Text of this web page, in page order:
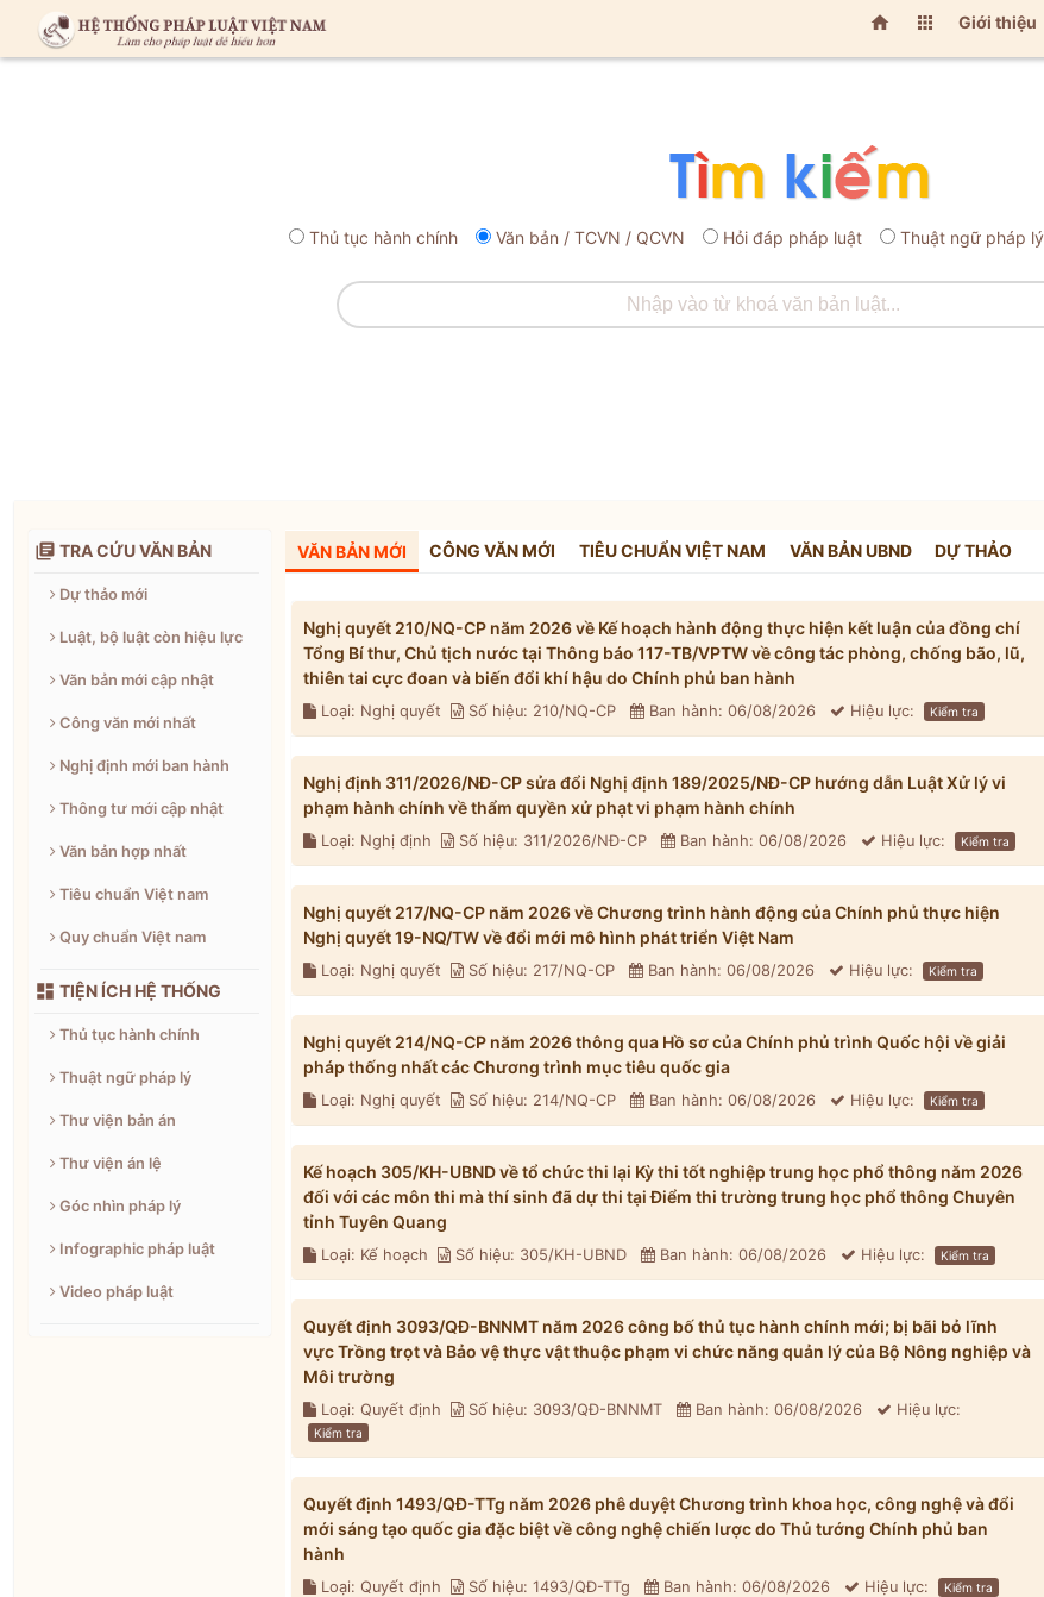
  Giới thiệu
Thủ tục hành chính Văn bản / TCVN / QCVN Hỏi đáp pháp luật Thuật ngữ pháp lý
 TRA CỨU VĂN BẢN
Dự thảo mới
Luật, bộ luật còn hiệu lực
Văn bản mới cập nhật
Công văn mới nhất
Nghị định mới ban hành
Thông tư mới cập nhật
Văn bản hợp nhất
Tiêu chuẩn Việt nam
Quy chuẩn Việt nam
 TIỆN ÍCH HỆ THỐNG
Thủ tục hành chính
Thuật ngữ pháp lý
Thư viện bản án
Thư viện án lệ
Góc nhìn pháp lý
Infographic pháp luật
Video pháp luật
VĂN BẢN MỚI CÔNG VĂN MỚI TIÊU CHUẨN VIỆT NAM VĂN BẢN UBND DỰ THẢO
Nghị quyết 210/NQ-CP năm 2026 về Kế hoạch hành động thực hiện kết luận của đồng chí
Tổng Bí thư, Chủ tịch nước tại Thông báo 117-TB/VPTW về công tác phòng, chống bão, lũ,
thiên tai cực đoan và biến đổi khí hậu do Chính phủ ban hành
Loại: Nghị quyết Số hiệu: 210/NQ-CP Ban hành: 06/08/2026 Hiệu lực: Kiểm tra
Nghị định 311/2026/NĐ-CP sửa đổi Nghị định 189/2025/NĐ-CP hướng dẫn Luật Xử lý vi
phạm hành chính về thẩm quyền xử phạt vi phạm hành chính
Loại: Nghị định Số hiệu: 311/2026/NĐ-CP Ban hành: 06/08/2026 Hiệu lực: Kiểm tra
Nghị quyết 217/NQ-CP năm 2026 về Chương trình hành động của Chính phủ thực hiện
Nghị quyết 19-NQ/TW về đổi mới mô hình phát triển Việt Nam
Loại: Nghị quyết Số hiệu: 217/NQ-CP Ban hành: 06/08/2026 Hiệu lực: Kiểm tra
Nghị quyết 214/NQ-CP năm 2026 thông qua Hồ sơ của Chính phủ trình Quốc hội về giải
pháp thống nhất các Chương trình mục tiêu quốc gia
Loại: Nghị quyết Số hiệu: 214/NQ-CP Ban hành: 06/08/2026 Hiệu lực: Kiểm tra
Kế hoạch 305/KH-UBND về tổ chức thi lại Kỳ thi tốt nghiệp trung học phổ thông năm 2026
đối với các môn thi mà thí sinh đã dự thi tại Điểm thi trường trung học phổ thông Chuyên
tỉnh Tuyên Quang
Loại: Kế hoạch Số hiệu: 305/KH-UBND Ban hành: 06/08/2026 Hiệu lực: Kiểm tra
Quyết định 3093/QĐ-BNNMT năm 2026 công bố thủ tục hành chính mới; bị bãi bỏ lĩnh
vực Trồng trọt và Bảo vệ thực vật thuộc phạm vi chức năng quản lý của Bộ Nông nghiệp và
Môi trường
Loại: Quyết định Số hiệu: 3093/QĐ-BNNMT Ban hành: 06/08/2026 Hiệu lực:
Kiểm tra
Quyết định 1493/QĐ-TTg năm 2026 phê duyệt Chương trình khoa học, công nghệ và đổi
mới sáng tạo quốc gia đặc biệt về công nghệ chiến lược do Thủ tướng Chính phủ ban
hành
Loại: Quyết định Số hiệu: 1493/QĐ-TTg Ban hành: 06/08/2026 Hiệu lực: Kiểm tra